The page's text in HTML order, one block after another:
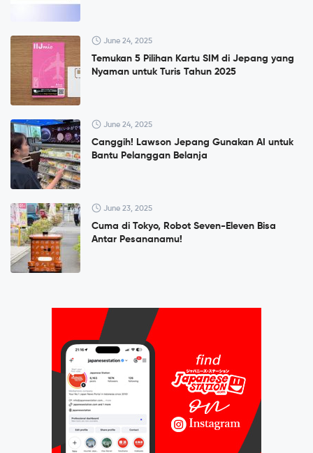
June 24, 2025
Temukan 5 Pilihan Kartu SIM di Jepang yang
Nyaman untuk Turis Tahun 2025
June 24, 2025
Canggih! Lawson Jepang Gunakan AI untuk
Bantu Pelanggan Belanja
June 23, 2025
Cuma di Tokyo, Robot Seven-Eleven Bisa
Antar Pesananamu!